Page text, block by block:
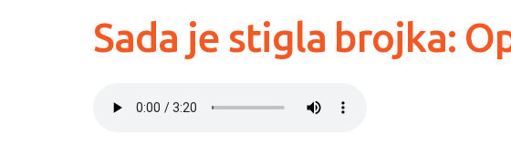
Sada je stigla brojka: